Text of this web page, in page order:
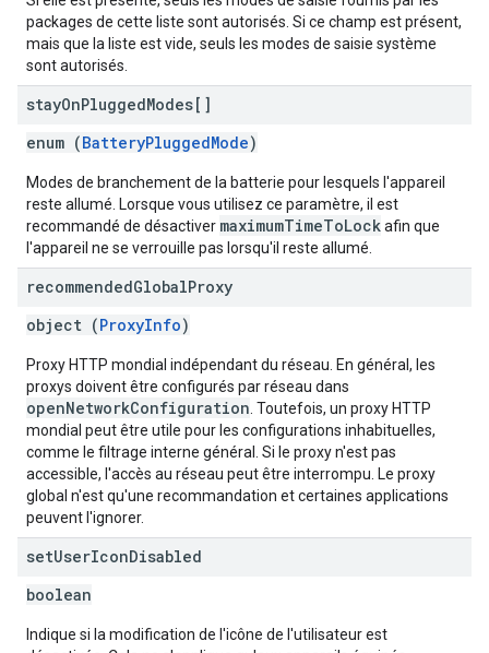
packages de cette liste sont autorisés. Si ce champ est présent,
mais que la liste est vide, seuls les modes de saisie système
sont autorisés.
stayOnPluggedModes[]
enum (BatteryPluggedMode)
Modes de branchement de la batterie pour lesquels l'appareil
reste allumé. Lorsque vous utilisez ce paramètre, il est
recommandé de désactiver maximumTimeToLockafin que
l'appareil ne se verrouille pas lorsqu'il reste allumé.
recommendedGlobalProxy
object (ProxyInfo)
Proxy HTTP mondial indépendant du réseau. En général, les
proxys doivent être configurés par réseau dans
openNetworkConfiguration . Toutefois, un proxy HTTP
mondial peut être utile pour les configurations inhabituelles,
comme le filtrage interne général. Si le proxy n'est pas
accessible, l'accès au réseau peut être interrompu. Le proxy
global n'est qu'une recommandation et certaines applications
peuvent l'ignorer.
setUserIconDisabled
boolean
Indique si la modification de l'icône de l'utilisateur est